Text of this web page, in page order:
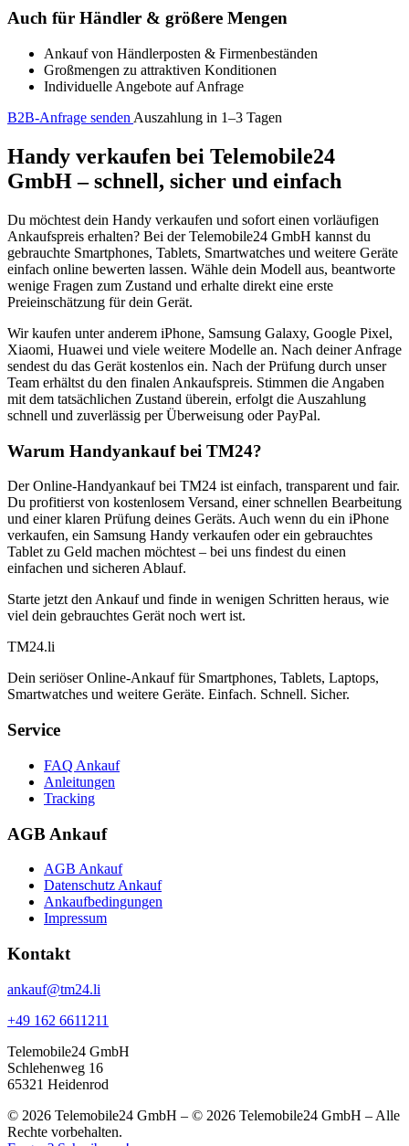
Auch für Händler & größere Mengen
Ankauf von Händlerposten & Firmenbeständen
Großmengen zu attraktiven Konditionen
Individuelle Angebote auf Anfrage
B2B-Anfrage senden Auszahlung in 1–3 Tagen
Handy verkaufen bei Telemobile24
GmbH – schnell, sicher und einfach
Du möchtest dein Handy verkaufen und sofort einen vorläufigen
Ankaufspreis erhalten? Bei der Telemobile24 GmbH kannst du
gebrauchte Smartphones, Tablets, Smartwatches und weitere Geräte
einfach online bewerten lassen. Wähle dein Modell aus, beantworte
wenige Fragen zum Zustand und erhalte direkt eine erste
Preieinschätzung für dein Gerät.
Wir kaufen unter anderem iPhone, Samsung Galaxy, Google Pixel,
Xiaomi, Huawei und viele weitere Modelle an. Nach deiner Anfrage
sendest du das Gerät kostenlos ein. Nach der Prüfung durch unser
Team erhältst du den finalen Ankaufspreis. Stimmen die Angaben
mit dem tatsächlichen Zustand überein, erfolgt die Auszahlung
schnell und zuverlässig per Überweisung oder PayPal.
Warum Handyankauf bei TM24?
Der Online-Handyankauf bei TM24 ist einfach, transparent und fair.
Du profitierst von kostenlosem Versand, einer schnellen Bearbeitung
und einer klaren Prüfung deines Geräts. Auch wenn du ein iPhone
verkaufen, ein Samsung Handy verkaufen oder ein gebrauchtes
Tablet zu Geld machen möchtest – bei uns findest du einen
einfachen und sicheren Ablauf.
Starte jetzt den Ankauf und finde in wenigen Schritten heraus, wie
viel dein gebrauchtes Gerät noch wert ist.
TM24.li
Dein seriöser Online-Ankauf für Smartphones, Tablets, Laptops,
Smartwatches und weitere Geräte. Einfach. Schnell. Sicher.
Service
FAQ Ankauf
Anleitungen
Tracking
AGB Ankauf
AGB Ankauf
Datenschutz Ankauf
Ankaufbedingungen
Impressum
Kontakt
ankauf@tm24.li
+49 162 6611211
Telemobile24 GmbH
Schlehenweg 16
65321 Heidenrod
© 2026 Telemobile24 GmbH – © 2026 Telemobile24 GmbH – Alle
Rechte vorbehalten.